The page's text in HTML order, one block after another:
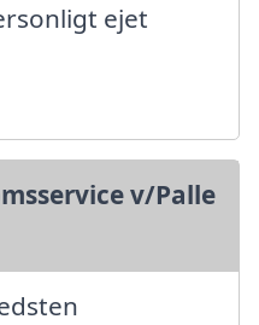
ejet
v/Palle